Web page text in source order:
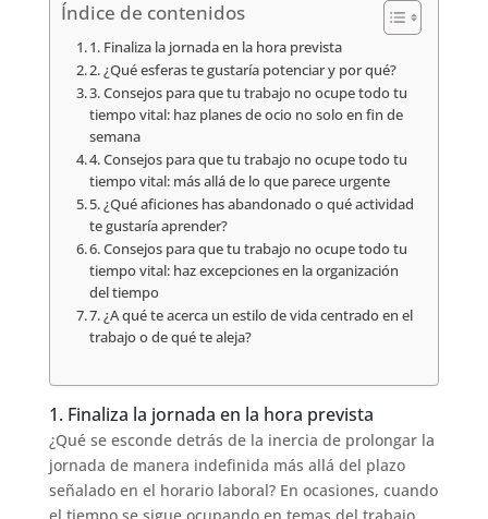
Índice de contenidos
1. Finaliza la jornada en la hora prevista
2. ¿Qué esferas te gustaría potenciar y por qué?
3. Consejos para que tu trabajo no ocupe todo tu
tiempo vital: haz planes de ocio no solo en fin de
semana
4. Consejos para que tu trabajo no ocupe todo tu
tiempo vital: más allá de lo que parece urgente
5. ¿Qué aficiones has abandonado o qué actividad
te gustaría aprender?
6. Consejos para que tu trabajo no ocupe todo tu
tiempo vital: haz excepciones en la organización
del tiempo
7. ¿A qué te acerca un estilo de vida centrado en el
trabajo o de qué te aleja?
1. Finaliza la jornada en la hora prevista
¿Qué se esconde detrás de la inercia de prolongar la
jornada de manera indefinida más allá del plazo
señalado en el horario laboral? En ocasiones, cuando